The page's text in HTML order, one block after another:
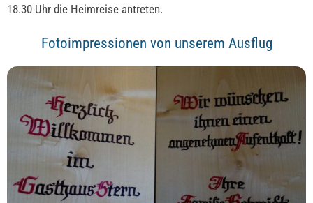
18.30 Uhr die Heimreise antreten.
Fotoimpressionen von unserem Ausflug